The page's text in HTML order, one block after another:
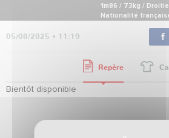
1m86 / 73kg /
Nationalité
05/08/2025 • 11:19
Repère
Bientôt disponible